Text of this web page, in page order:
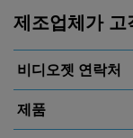
제조업체가 고
비디오젯 연락처
제품